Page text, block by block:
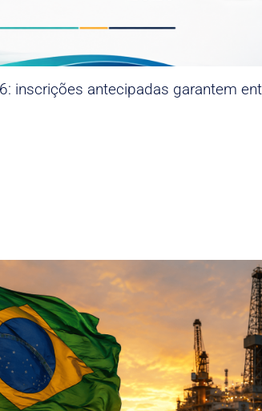
inscrições antecipadas garantem